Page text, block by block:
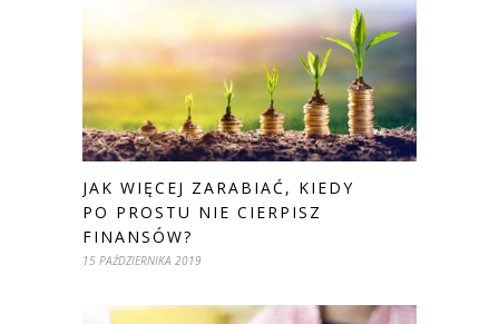
JAK WIĘCEJ ZARABIAĆ, KIEDY
PO PROSTU NIE CIERPISZ
FINANSÓW?
15 PAŹDZIERNIKA 2019